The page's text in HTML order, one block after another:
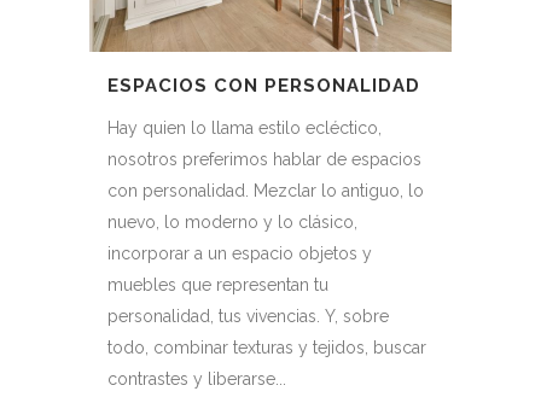
ESPACIOS CON PERSONALIDAD
Hay quien lo llama estilo ecléctico,
nosotros preferimos hablar de espacios
con personalidad. Mezclar lo antiguo, lo
nuevo, lo moderno y lo clásico,
incorporar a un espacio objetos y
muebles que representan tu
personalidad, tus vivencias. Y, sobre
todo, combinar texturas y tejidos, buscar
contrastes y liberarse...